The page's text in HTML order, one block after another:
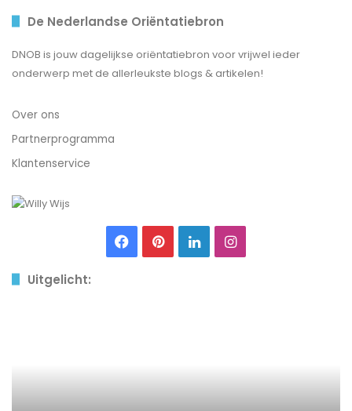
De Nederlandse Oriëntatiebron
DNOB is jouw dagelijkse oriëntatiebron voor vrijwel ieder
onderwerp met de allerleukste blogs & artikelen!
Over ons
Partnerprogramma
Klantenservice
Facebook
PinterestLinkedInInstagram
Uitgelicht: